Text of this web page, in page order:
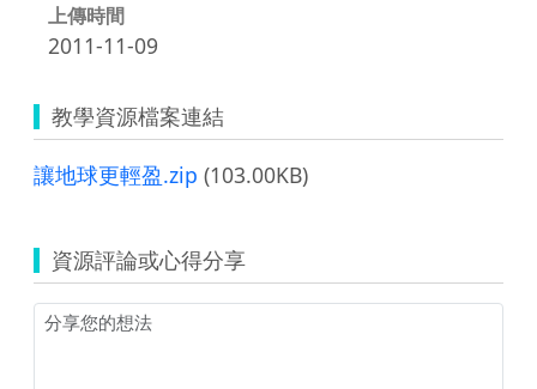
上傳時間
2011-11-09
教學資源檔案連結
讓地球更輕盈.zip (103.00KB)
資源評論或心得分享